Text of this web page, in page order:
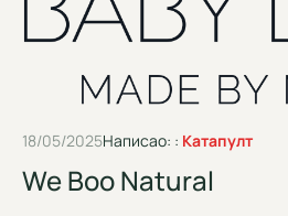
18/05/2025Написао: : Катапулт
We Boo Natural